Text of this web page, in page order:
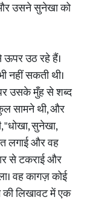
और उसने सुनेखा को
उठ रहे हैं।
नहीं सकती थी।
उसके मुँह से शब्द
सामने थी, और
सुनेखा,
लगाई और वह
से टकराई और
वह कागज़ कोई
लिखावट में एक